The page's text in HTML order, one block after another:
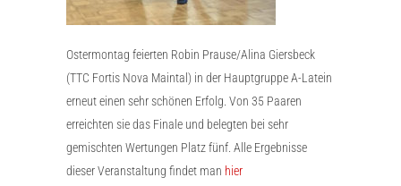
Ostermontag feierten Robin Prause/Alina Giersbeck
(TTC Fortis Nova Maintal) in der Hauptgruppe A-Latein
erneut einen sehr schönen Erfolg. Von 35 Paaren
erreichten sie das Finale und belegten bei sehr
gemischten Wertungen Platz fünf. Alle Ergebnisse
dieser Veranstaltung findet man hier